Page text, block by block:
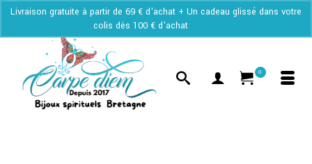
Livraison gratuite à partir de 69 € d'achat + Un cadeau glissé dans votre
colis dès 100 € d'achat
0